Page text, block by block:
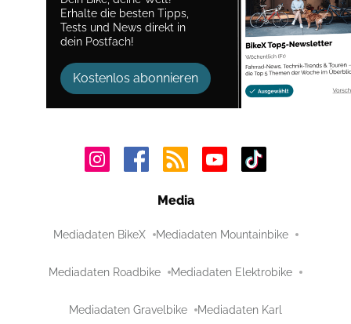
Erhalte die besten Tipps,
Tests und News direkt in
dein Postfach!
Kostenlos abonnieren
Media
Mediadaten BikeX Mediadaten Mountainbike
Mediadaten Roadbike Mediadaten Elektrobike
Mediadaten Gravelbike Mediadaten Karl